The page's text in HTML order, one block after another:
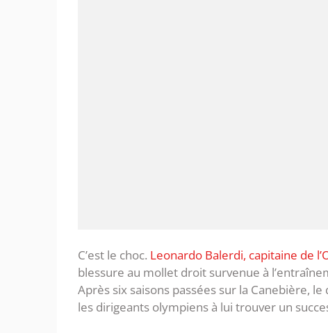
C’est le choc. Leonardo Balerdi, capitaine de
blessure au mollet droit survenue à
Après six saisons passées sur la Canebière,
les dirigeants olympiens à lui trouver un